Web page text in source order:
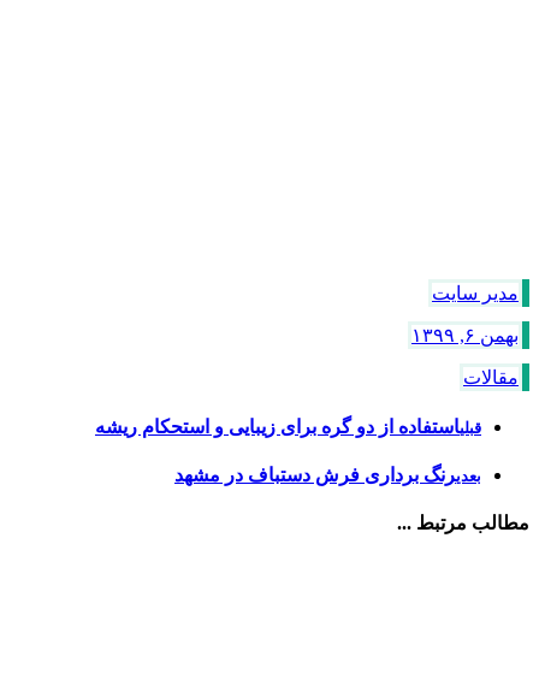
مدیر سایت
بهمن ۶, ۱۳۹۹
مقالات
قبلیاستفاده از دو گره برای زیبایی و استحکام ریشه
بعدیرنگ برداری فرش دستباف در مشهد
مطالب مرتبط ...